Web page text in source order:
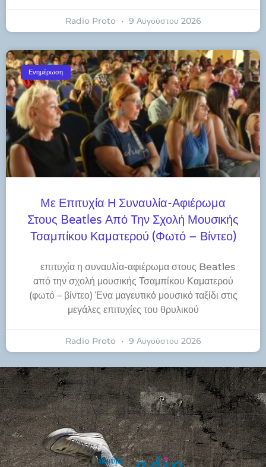
Radio Proto 9 Αυγούστου 2026
Ενημέρωση
Με Επιτυχία Η Συναυλία-Αφιέρωμα
Στους Beatles Από Την Σχολή Μουσικής
Τσαμπίκου Καματερού (φωτό – Βίντεο)
​επιτυχία η συναυλία-αφιέρωμα στους Beatles
από την σχολή μουσικής Τσαμπίκου Καματερού
(φωτό – βίντεο) Ένα μαγευτικό μουσικό ταξίδι στις
μεγάλες επιτυχίες του θρυλικού
Radio Proto 9 Αυγούστου 2026